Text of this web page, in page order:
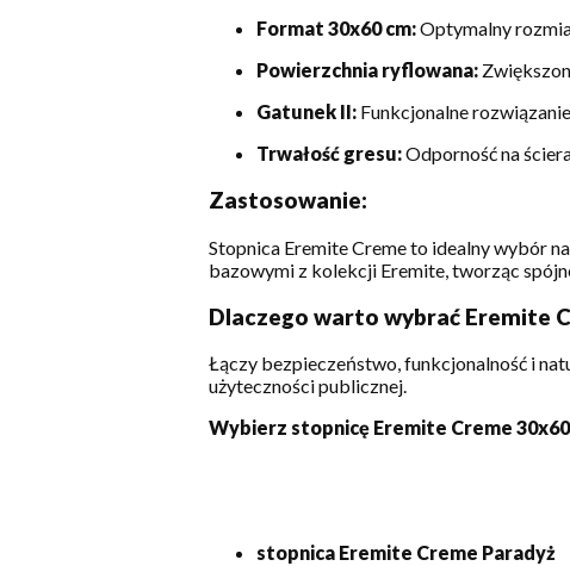
Format 30x60 cm:Optymalny
Powierzchnia ryflowana:
Gatunek II:Funkcjonalne
Trwałość gresu:Odporność na
Zastosowanie:
Stopnica Eremite Creme to idealny wybór
bazowymi z kolekcji Eremite, tworząc
Dlaczego warto wybrać Eremite
Łączy bezpieczeństwo, funkcjonalność i
użyteczności publicznej.
Wybierz stopnicę Eremite Creme
stopnica Eremite Creme Paradyż